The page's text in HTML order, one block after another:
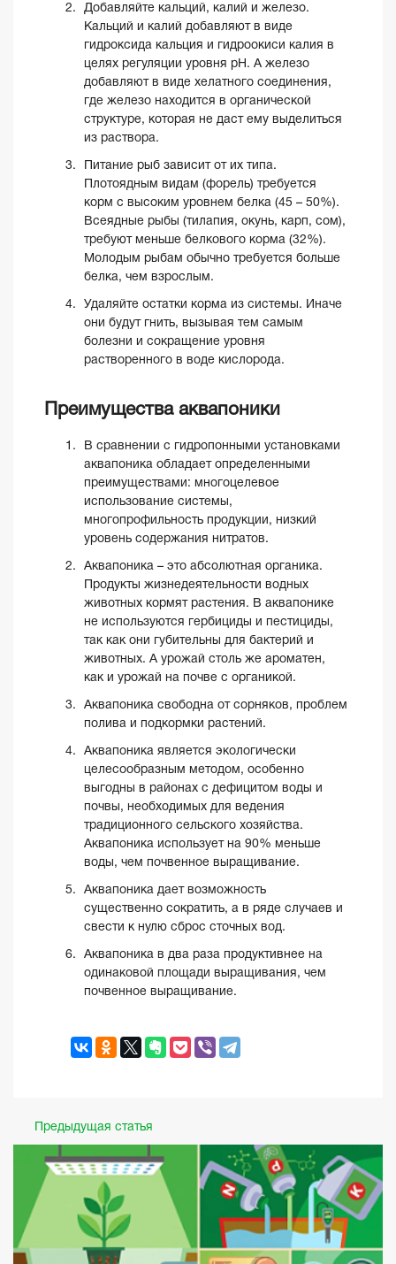
Добавляйте кальций, калий и железо.
Кальций и калий добавляют в виде
гидроксида кальция и гидроокиси калия в
целях регуляции уровня pH. А железо
добавляют в виде хелатного соединения,
где железо находится в органической
структуре, которая не даст ему выделиться
из раствора.
Питание рыб зависит от их типа.
Плотоядным видам (форель) требуется
корм с высоким уровнем белка (45 – 50%).
Всеядные рыбы (тилапия, окунь, карп, сом),
требуют меньше белкового корма (32%).
Молодым рыбам обычно требуется больше
белка, чем взрослым.
Удаляйте остатки корма из системы. Иначе
они будут гнить, вызывая тем самым
болезни и сокращение уровня
растворенного в воде кислорода.
Преимущества аквапоники
В сравнении с гидропонными установками
аквапоника обладает определенными
преимуществами: многоцелевое
использование системы,
многопрофильность продукции, низкий
уровень содержания нитратов.
Аквапоника – это абсолютная органика.
Продукты жизнедеятельности водных
животных кормят растения. В аквапонике
не используются гербициды и пестициды,
так как они губительны для бактерий и
животных. А урожай столь же ароматен,
как и урожай на почве с органикой.
Аквапоника свободна от сорняков, проблем
полива и подкормки растений.
Аквапоника является экологически
целесообразным методом, особенно
выгодны в районах с дефицитом воды и
почвы, необходимых для ведения
традиционного сельского хозяйства.
Аквапоника использует на 90% меньше
воды, чем почвенное выращивание.
Аквапоника дает возможность
существенно сократить, а в ряде случаев и
свести к нулю сброс сточных вод.
Аквапоника в два раза продуктивнее на
одинаковой площади выращивания, чем
почвенное выращивание.
Предыдущая статья